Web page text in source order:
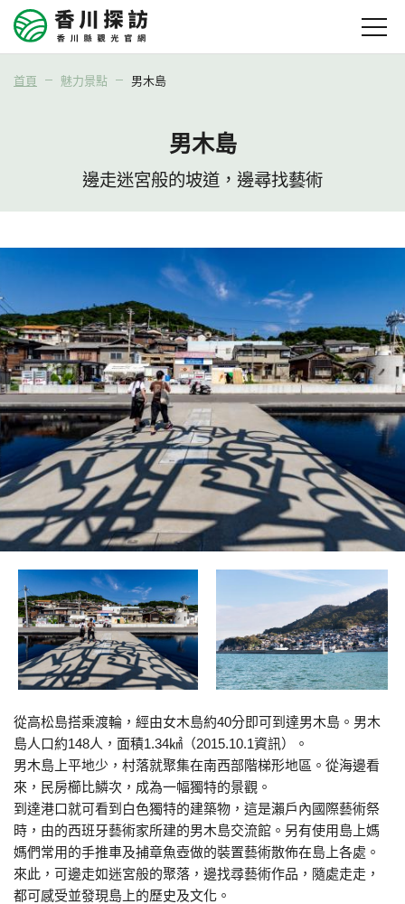
首頁 魅力景點 男木島
男木島
邊走迷宮般的坡道，邊尋找藝術
Project for wall painting in lane, ogijima wallalley / Rikuji Makabe
從高松島搭乘渡輪，經由女木島約40分即可到達男木島。男木
島人口約148人，面積1.34㎢（2015.10.1資訊）。
男木島上平地少，村落就聚集在南西部階梯形地區。從海邊看
來，民房櫛比鱗次，成為一幅獨特的景觀。
到達港口就可看到白色獨特的建築物，這是瀨戶內國際藝術祭
時，由的西班牙藝術家所建的男木島交流館。另有使用島上媽
媽們常用的手推車及捕章魚壺做的裝置藝術散佈在島上各處。
來此，可邊走如迷宮般的聚落，邊找尋藝術作品，隨處走走，
都可感受並發現島上的歷史及文化。